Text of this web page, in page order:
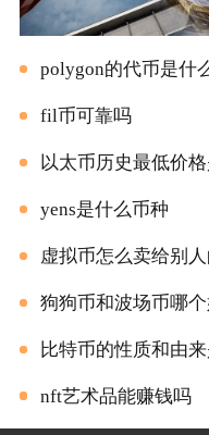
polygon的代币是什
fil币可靠吗
以太币历史最低价
yens是什么币种
虚拟币怎么卖给别
狗狗币和波场币哪
比特币的性质和由
nft艺术品能赚钱吗